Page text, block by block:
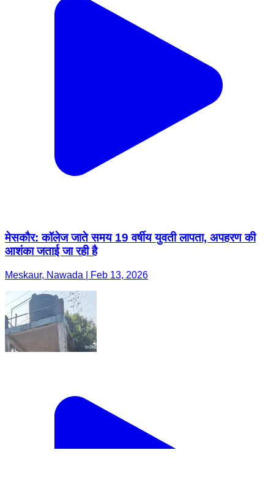
मेसकौर: कॉलेज जाते समय 19 वर्षीय युवती लापता, अपहरण की
आशंका जताई जा रही है
Meskaur, Nawada | Feb 13, 2026